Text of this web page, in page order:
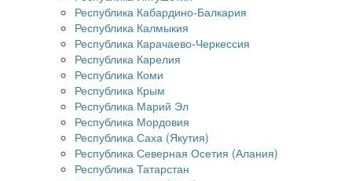
Республика Кабардино-Балкария
Республика Калмыкия
Республика Карачаево-Черкессия
Республика Карелия
Республика Коми
Республика Крым
Республика Марий Эл
Республика Мордовия
Республика Саха (Якутия)
Республика Северная Осетия (Алания)
Республика Татарстан